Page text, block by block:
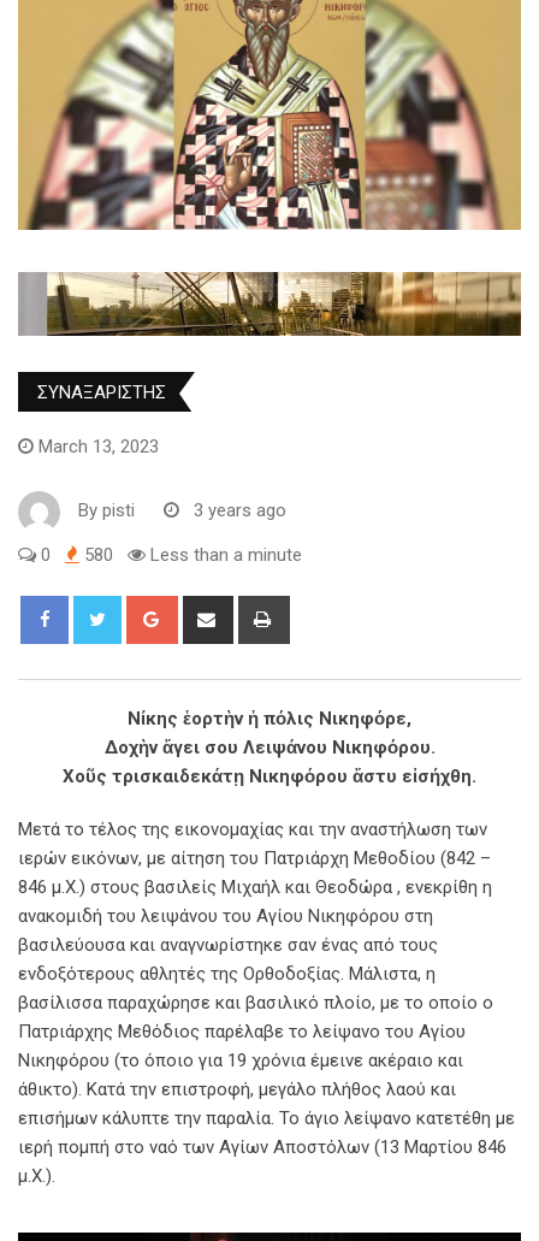
ΣΥΝΑΞΑΡΙΣΤΗΣ
March 13, 2023
By pisti 3 years ago
0 580 Less than a minute
Νίκης ἑορτὴν ἡ πόλις Νικηφόρε,
Δοχὴν ἄγει σου Λειψάνου Νικηφόρου.
Χοῦς τρισκαιδεκάτῃ Νικηφόρου ἄστυ εἰσήχθη.
Μετά το τέλος της εικονομαχίας και την αναστήλωση των
ιερών εικόνων, με αίτηση του Πατριάρχη Μεθοδίου (842 –
846 μ.Χ.) στους βασιλείς Μιχαήλ και Θεοδώρα , ενεκρίθη η
ανακομιδή του λειψάνου του Αγίου Νικηφόρου στη
βασιλεύουσα και αναγνωρίστηκε σαν ένας από τους
ενδοξότερους αθλητές της Ορθοδοξίας. Μάλιστα, η
βασίλισσα παραχώρησε και βασιλικό πλοίο, με το οποίο ο
Πατριάρχης Μεθόδιος παρέλαβε το λείψανο του Αγίου
Νικηφόρου (το όποιο για 19 χρόνια έμεινε ακέραιο και
άθικτο). Κατά την επιστροφή, μεγάλο πλήθος λαού και
επισήμων κάλυπτε την παραλία. Το άγιο λείψανο κατετέθη με
ιερή πομπή στο ναό των Αγίων Αποστόλων (13 Μαρτίου 846
μ.Χ.).